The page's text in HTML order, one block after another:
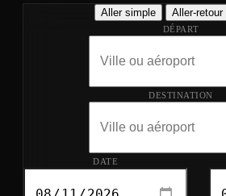
Aller simple Aller-retour
DÉPART
DESTINATION
DATE